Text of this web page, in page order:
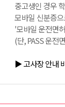
중고생인 경우
모바일 신분증
'모바일 운전면
(단, PASS 운전
▶ 고사장 안내